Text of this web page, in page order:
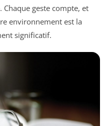
geste compte, et
environnement est la
significatif.